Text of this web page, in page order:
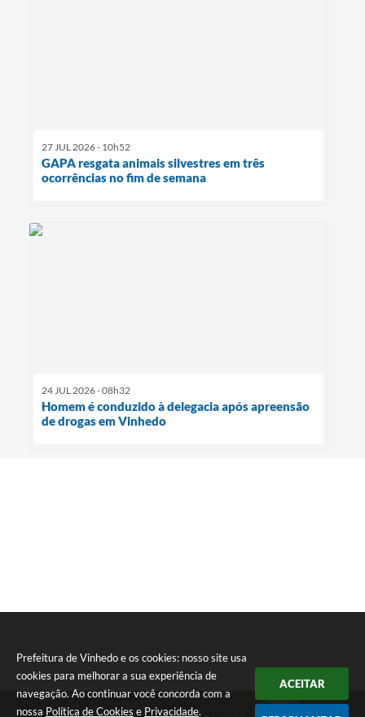
Prefeitura de Vinhedo e os cookies: nosso site usa
cookies para melhorar a sua experiência de
navegação. Ao continuar você concorda com a
nossa Política de Cookies e Privacidade.
ACEITAR
27 JUL 2026 - 10h52
GAPA resgata animais silvestres em três
ocorrências no fim de semana
24 JUL 2026 - 08h32
Homem é conduzido à delegacia após apreensão
de drogas em Vinhedo